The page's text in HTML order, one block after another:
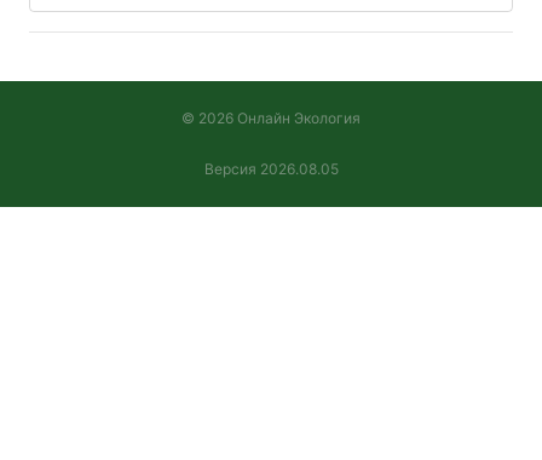
© 2026 Онлайн Экология
Версия 2026.08.05